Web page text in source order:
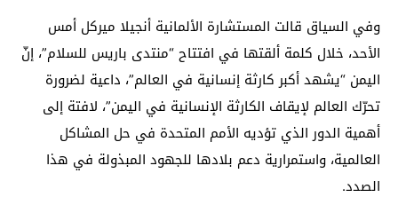
وفي السياق قالت المستشارة الألمانية أنجيلا ميركل أمس
الأحد، خلال كلمة ألقتها في افتتاح “منتدى باريس للسلام”، إنّ
اليمن “يشهد أكبر كارثة إنسانية في العالم”، داعية لضرورة
تحرّك العالم لإيقاف الكارثة الإنسانية في اليمن”، لافتة إلى
أهمية الدور الذي تؤديه الأمم المتحدة في حل المشاكل
العالمية، واستمرارية دعم بلادها للجهود المبذولة في هذا
الصدد.